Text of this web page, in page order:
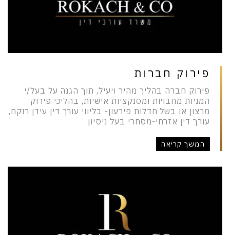
פירוק חברות
פירוק חברה בהליך מהיר ויעיל, תוך הגנה על בעל/י
המניות מחבויות ומסנקציות אישיות, בהליכי פירוק
מרצון או בשל חדלות פירעון- בליווי עורך דין עידן רוקח,
עורך דין אזרחי-מסחרי בעל ניסיון
המשך קריאה